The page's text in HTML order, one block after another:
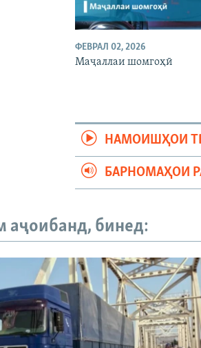
ФЕВРАЛ 02, 2026
Маҷаллаи шомгоҳӣ
НАМОИШҲОИ
БАРНОМАҲОИ
аҷоибанд, бинед: